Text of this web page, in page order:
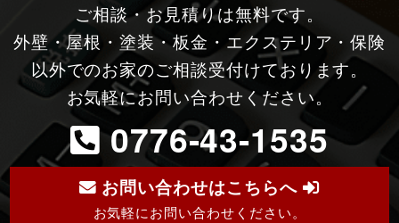
ご相談・お見積りは無料です。
外壁・屋根・塗装・板金・エクステリア・保険
以外でのお家のご相談受付けております。
お気軽にお問い合わせください。
0776-43-1535
お問い合わせはこちらへ
お気軽にお問い合わせください。